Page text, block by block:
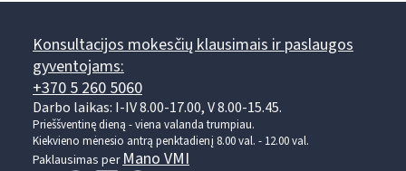
Konsultacijos mokesčių klausimais ir paslaugos
gyventojams:
+370 5 260 5060
Darbo laikas: I-IV 8.00-17.00, V 8.00-15.45.
Prieššventinę dieną - viena valanda trumpiau.
Kiekvieno mėnesio antrą penktadienį 8.00 val. - 12.00 val.
Paklausimas per Mano VMI